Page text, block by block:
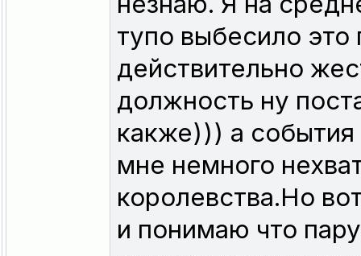
тупо выбесило
действительно
должность ну
какже))) а
мне немного
королевства.Но
и понимаю что